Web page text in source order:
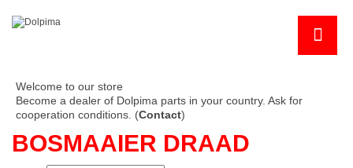
Welcome to our store
Become a dealer of Dolpima parts in your country. Ask for
cooperation conditions. (Contact)
BOSMAAIER DRAAD